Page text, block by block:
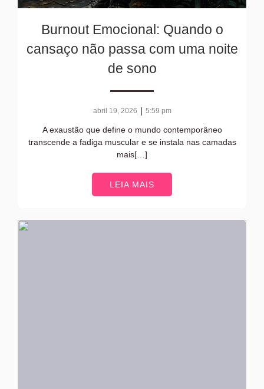
Burnout Emocional: Quando o
cansaço não passa com uma noite
de sono
abril 19, 2026 | 5:59 pm
A exaustão que define o mundo contemporâneo
transcende a fadiga muscular e se instala nas camadas
mais[…]
LEIA MAIS